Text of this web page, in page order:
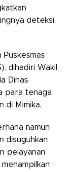
deteksi
dihadiri Wakil
Dinas
para tenaga
di Mimika.
namun
disuguhkan
pelayanan